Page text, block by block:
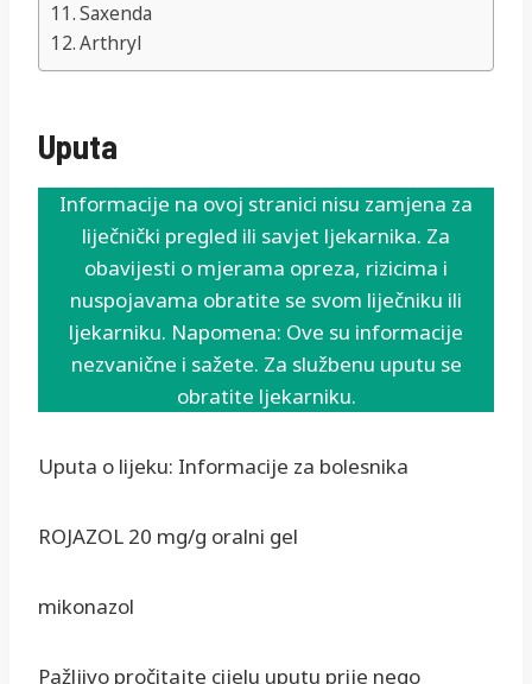
Saxenda
Arthryl
Uputa
Informacije na ovoj stranici nisu zamjena za
liječnički pregled ili savjet ljekarnika. Za
obavijesti o mjerama opreza, rizicima i
nuspojavama obratite se svom liječniku ili
ljekarniku. Napomena: Ove su informacije
nezvanične i sažete. Za službenu uputu se
obratite ljekarniku.
Uputa o lijeku: Informacije za bolesnika
ROJAZOL 20 mg/g oralni gel
mikonazol
Pažljivo pročitajte cijelu uputu prije nego